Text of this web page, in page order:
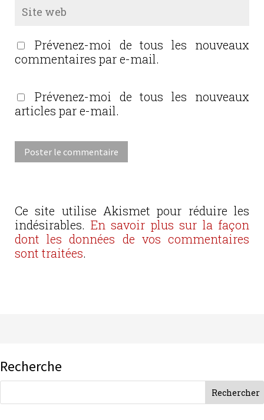
Prévenez-moi de tous les nouveaux
commentaires par e-mail.
Prévenez-moi de tous les nouveaux
articles par e-mail.
Ce site utilise Akismet pour réduire les
indésirables. En savoir plus sur la façon
dont les données de vos commentaires
sont traitées.
Recherche